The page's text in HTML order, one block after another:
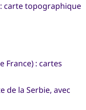
carte topographique
France) : cartes
de la Serbie, avec